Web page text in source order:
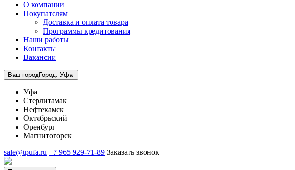
О компании
Покупателям
Доставка и оплата товара
Программы кредитования
Наши работы
Контакты
Вакансии
Ваш городГород: Уфа
Уфа
Стерлитамак
Нефтекамск
Октябрьский
Оренбург
Магнитогорск
sale@tpufa.ru +7 965 929-71-89 Заказать звонок